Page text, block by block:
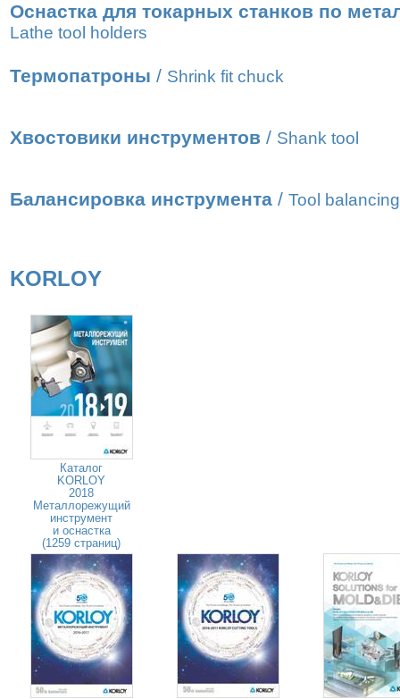
Оснастка для токарных станков по
Lathe tool holders
Термопатроны / Shrink fit chuck
Хвостовики инструментов / Shank tool
Балансировка инструмента / Tool balancing
KORLOY
Каталог
KORLOY
2018
Металлорежущий
инструмент
и оснастка
(1259 страниц)